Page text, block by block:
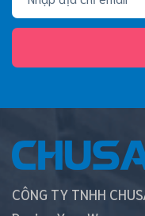
CÔNG TY TNHH